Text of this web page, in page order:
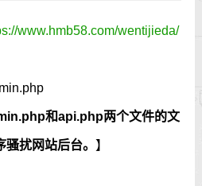
www.hmb58.com/wentijieda/
和api.php两个文件的文
扰网站后台。 】